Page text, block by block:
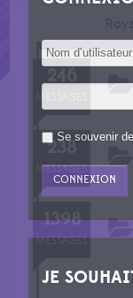
Se souvenir
JE
238
MESSAGES
1398
MESSAGES